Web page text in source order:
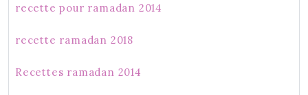
recette pour ramadan 2014
recette ramadan 2018
Recettes ramadan 2014